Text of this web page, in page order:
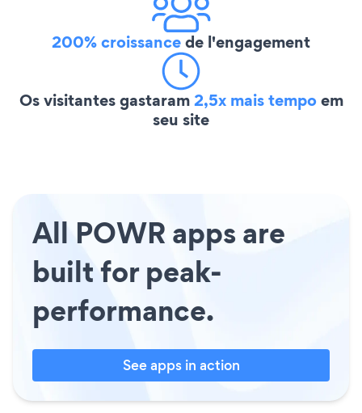
200% croissancede l'engagement
Os visitantes gastaram2,5x mais tempoem
seu site
All POWR apps are
built for peak-
performance.
See apps in action